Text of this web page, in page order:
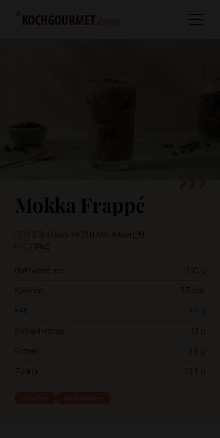
Mokka Frappé
12,3 Std Gesamt 10 Min Arbeit 0
Nährwerte pro
100 g
Kalorien
95 kcal
Fett
3.2 g
Kohlenhydrate
14 g
Protein
3.6 g
Zucker
13.1 g